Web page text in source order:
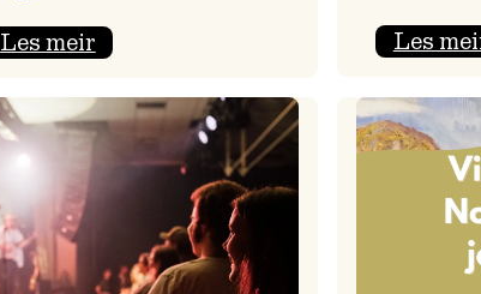
Les meir:
2026
–
Ingunn van Etten
Les